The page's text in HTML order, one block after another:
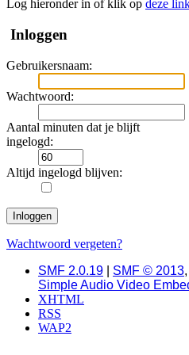
Log hieronder in of klik op deze
Inloggen
Gebruikersnaam:
Wachtwoord:
Aantal minuten dat je blijft
ingelogd:
Altijd ingelogd blijven:
Wachtwoord vergeten?
SMF 2.0.19
SMF © 2013,
Simple Audio Video
XHTML
RSS
WAP2